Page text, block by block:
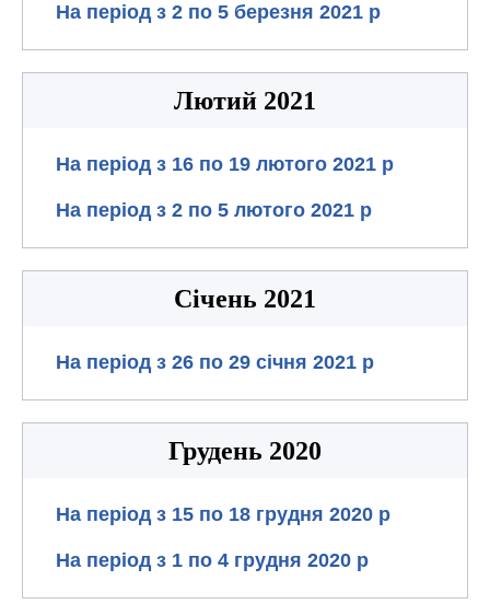
На період з 2 по 5 березня 2021 р
Лютий 2021
На період з 16 по 19 лютого 2021 р
На період з 2 по 5 лютого 2021 р
Січень 2021
На період з 26 по 29 січня 2021 р
Грудень 2020
На період з 15 по 18 грудня 2020 р
На період з 1 по 4 грудня 2020 р